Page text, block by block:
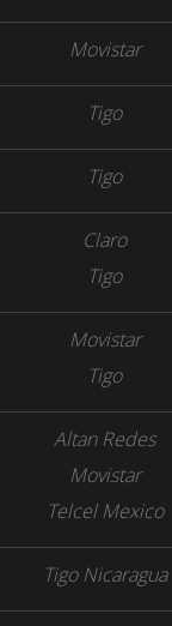
Movistar
Tigo
Tigo
Claro
Tigo
Movistar
Tigo
Altan Redes
Movistar
Telcel Mexico
Tigo Nicaragua